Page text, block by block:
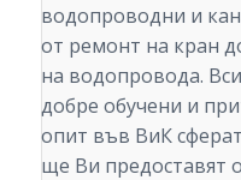
водопроводни и
от ремонт на кран
на водопровода.
добре обучени и
опит във ВиК
ще Ви предоставят